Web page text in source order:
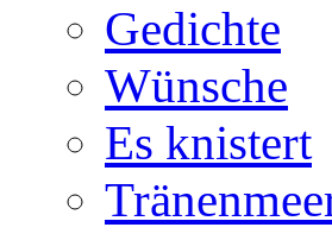
Gedichte
Wünsche
Es knistert